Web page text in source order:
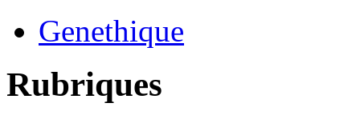
Genethique
Rubriques